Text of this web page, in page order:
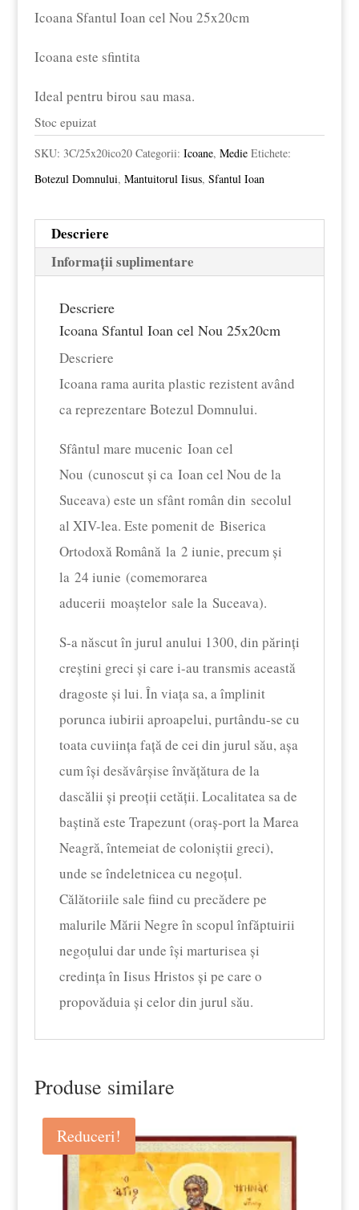
Icoana Sfantul Ioan cel Nou 25x20cm
Icoana este sfintita
Ideal pentru birou sau masa.
Stoc epuizat
SKU: 3C/25x20ico20 Categorii: Icoane, Medie Etichete:
Botezul Domnului, Mantuitorul Iisus, Sfantul Ioan
Descriere
Informații suplimentare
Descriere
Icoana Sfantul Ioan cel Nou 25x20cm
Descriere
Icoana rama aurita plastic rezistent având
ca reprezentare Botezul Domnului.
Sfântul mare mucenic Ioan cel
Nou (cunoscut și ca Ioan cel Nou de la
Suceava) este un sfânt român din secolul
al XIV-lea. Este pomenit de Biserica
Ortodoxă Română la 2 iunie, precum și
la 24 iunie (comemorarea
aducerii moaștelor sale la Suceava).
S-a născut în jurul anului 1300, din părinți
creștini greci și care i-au transmis această
dragoste și lui. În viața sa, a împlinit
porunca iubirii aproapelui, purtându-se cu
toata cuviința față de cei din jurul său, așa
cum își desăvârșise învățătura de la
dascălii și preoții cetății. Localitatea sa de
baștină este Trapezunt (oraș-port la Marea
Neagră, întemeiat de coloniștii greci),
unde se îndeletnicea cu negoțul.
Călătoriile sale fiind cu precădere pe
malurile Mării Negre în scopul înfăptuirii
negoțului dar unde își marturisea și
credința în Iisus Hristos și pe care o
propovăduia și celor din jurul său.
Produse similare
Reduceri!